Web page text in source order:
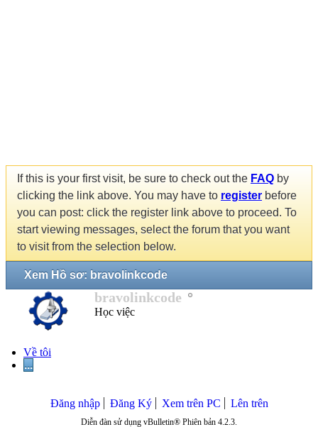
If this is your first visit, be sure to check out the FAQ by
clicking the link above. You may have to register before
you can post: click the register link above to proceed. To
start viewing messages, select the forum that you want
to visit from the selection below.
Xem Hồ sơ: bravolinkcode
bravolinkcode
Học việc
Về tôi
...
Đăng nhập Đăng Ký Xem trên PC Lên trên
Diễn đàn sử dụng vBulletin® Phiên bản 4.2.3.